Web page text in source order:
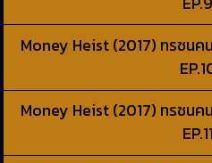
Money Heist (2017) ทรชน
Money Heist (2017) ทรชน
EP.11